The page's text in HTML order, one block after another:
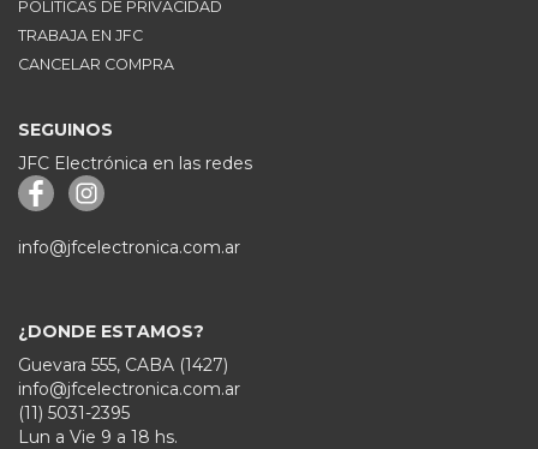
POLITICAS DE PRIVACIDAD
TRABAJA EN JFC
CANCELAR COMPRA
SEGUINOS
JFC Electrónica en las redes
info@jfcelectronica.com.ar
¿DONDE ESTAMOS?
Guevara 555, CABA (1427)
info@jfcelectronica.com.ar
(11) 5031-2395
Lun a Vie 9 a 18 hs.